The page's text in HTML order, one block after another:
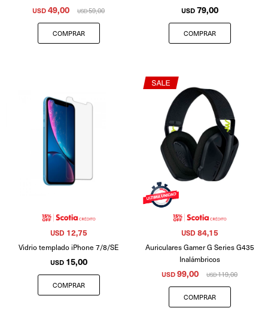
USD49,00 USD59,00 USD 79,00
Vidrio templado iPhone 7/8/SE
USD 15,00
USD 12,75
Auriculares Gamer G Series G435
Inalámbricos
USD99,00 USD119,00
USD 84,15